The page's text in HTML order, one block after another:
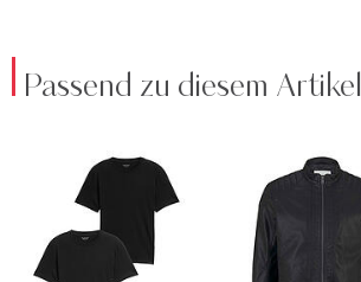
Passend zu diesem Artikel